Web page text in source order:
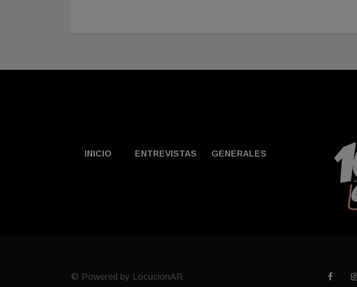
INICIO ENTREVISTAS GENERALES
© Powered by LocucionAR